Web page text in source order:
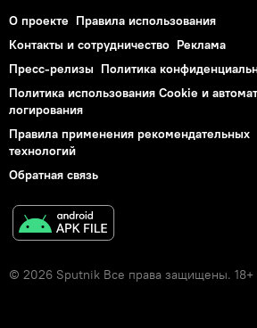
О проекте Правила использования
Контакты и сотрудничество Реклама
Пресс-релизы Политика
Политика использования Cookie и
логирования
Правила применения рекомендательных
технологий
Обратная связь
© 2026 Sputnik Все права защищены. 18+